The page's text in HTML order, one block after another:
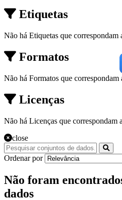
Etiquetas
Não há Etiquetas que correspondam
Formatos
Não há Formatos que correspondam
Licenças
Não há Licenças que correspondam
close
Ordenar por
Não foram
dados